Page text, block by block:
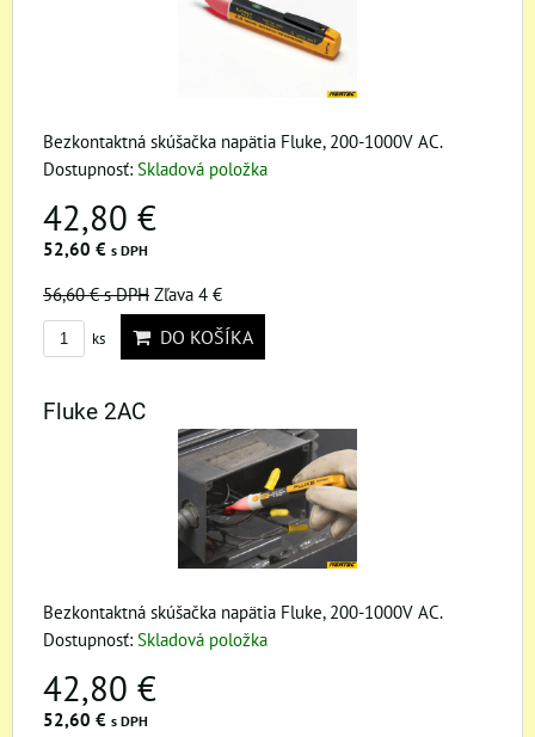
Bezkontaktná skúšačka napätia Fluke, 200-1000V AC.
Dostupnosť: Skladová položka
42,80 €
52,60 € s DPH
56,60 €s DPH Zľava 4 €
ks DO KOŠÍKA
Fluke 2AC
Bezkontaktná skúšačka napätia Fluke, 200-1000V AC.
Dostupnosť: Skladová položka
42,80 €
52,60 € s DPH